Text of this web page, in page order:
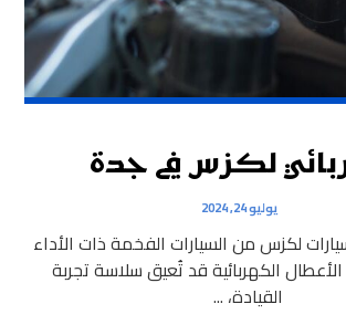
لكزس في جدة
يوليو 24, 2024
لكزس من السيارات الفخمة ذات الأداء
الأعطال الكهربائية قد تُعيق سلاسة تجربة
القيادة، ...